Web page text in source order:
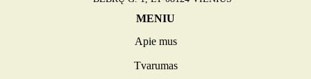
MENIU
Apie mus
Tvarumas